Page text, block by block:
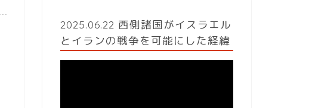
2025.06.22 西側諸国がイスラエル
とイランの戦争を可能にした経緯